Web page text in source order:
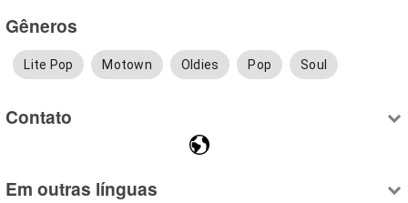
Gêneros
Lite Pop Motown Oldies Pop Soul
Contato
Em outras línguas